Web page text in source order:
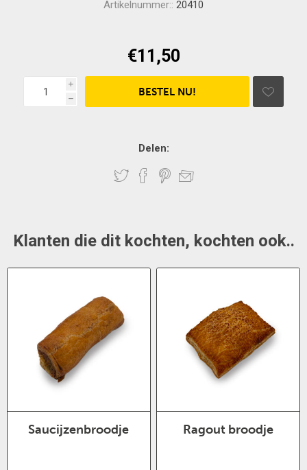
Artikelnummer:: 20410
€11,50
i
h
Delen:
Klanten die dit kochten, kochten ook..
Saucijzenbroodje Ragout broodje